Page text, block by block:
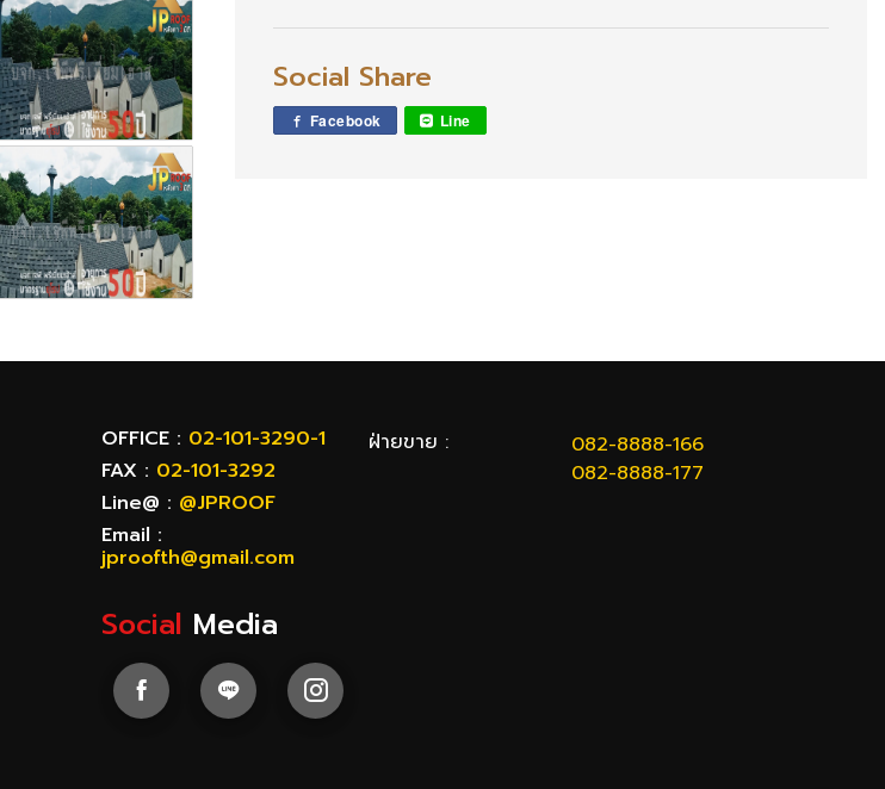
Social Share
Facebook Line
OFFICE : 02-101-3290-1
FAX : 02-101-3292
Line@ : @JPROOF
Email :
jproofth@gmail.com
ฝ่ายขาย :
082-8888-166
082-8888-177
Social Media